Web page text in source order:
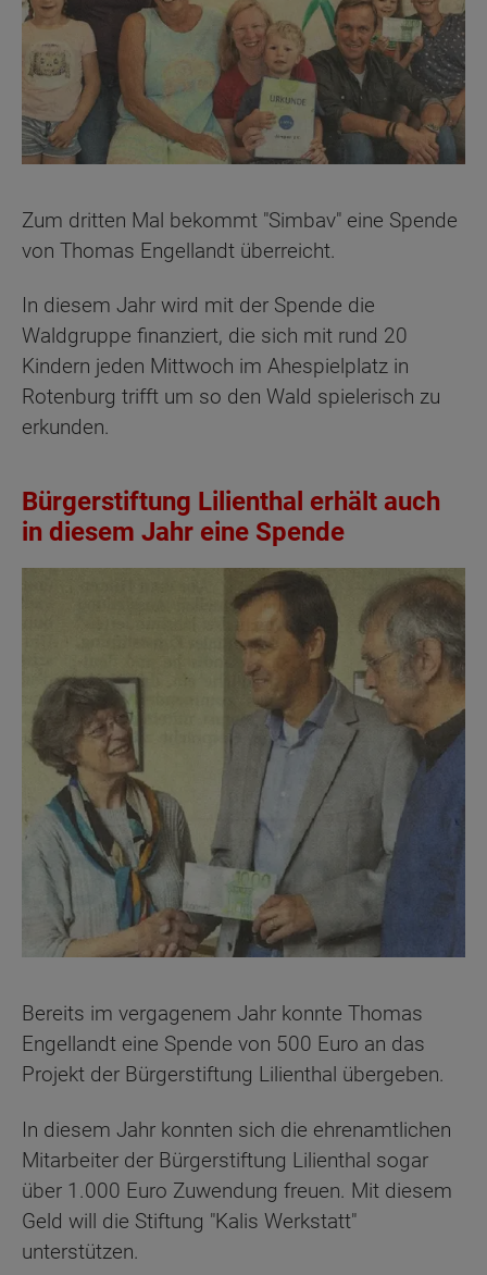
Zum dritten Mal bekommt "Simbav" eine Spende
von Thomas Engellandt überreicht.
In diesem Jahr wird mit der Spende die
Waldgruppe finanziert, die sich mit rund 20
Kindern jeden Mittwoch im Ahespielplatz in
Rotenburg trifft um so den Wald spielerisch zu
erkunden.
Bürgerstiftung Lilienthal erhält auch
in diesem Jahr eine Spende
Bereits im vergagenem Jahr konnte Thomas
Engellandt eine Spende von 500 Euro an das
Projekt der Bürgerstiftung Lilienthal übergeben.
In diesem Jahr konnten sich die ehrenamtlichen
Mitarbeiter der Bürgerstiftung Lilienthal sogar
über 1.000 Euro Zuwendung freuen. Mit diesem
Geld will die Stiftung "Kalis Werkstatt"
unterstützen.